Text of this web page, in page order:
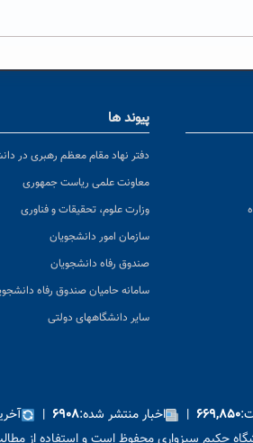
پیوند ها
دفتر نهاد مقام معظم رهبری در
معاونت علمی ریاست جمهوری
وزارت علوم، تحقیقات و فناوری
سازمان امور دانشجویان
صندوق رفاه دانشجویان
سامانه حامیان صندوق رفاه
سایر دانشگاههای دولتی
۶۶۹,۸۵۰ | اخبار منتشر شده:۶۹۰۸ |